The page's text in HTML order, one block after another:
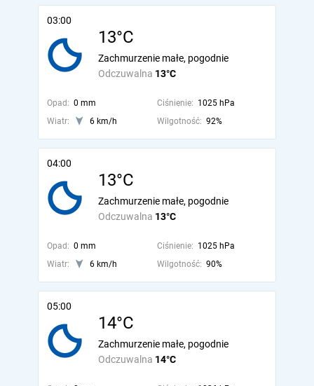
03:00
13°C
Odczuwalna 13°C
Zachmurzenie małe, pogodnie
Opad: 0 mm Ciśnienie: 1025 hPa
Wiatr:
6 km/h Wilgotność: 92%
04:00
13°C
Odczuwalna 13°C
Zachmurzenie małe, pogodnie
Opad: 0 mm Ciśnienie: 1025 hPa
Wiatr:
6 km/h Wilgotność: 90%
05:00
14°C
Odczuwalna 14°C
Zachmurzenie małe, pogodnie